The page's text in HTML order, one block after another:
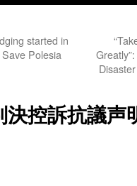
started in
Polesia
決控訴抗議